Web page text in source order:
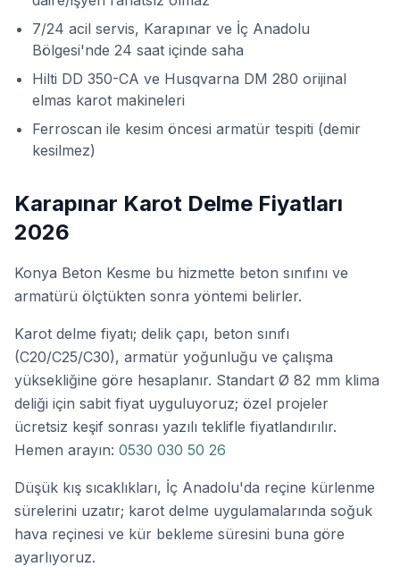
7/24 acil servis, Karapınar ve İç Anadolu
Bölgesi'nde 24 saat içinde saha
Hilti DD 350-CA ve Husqvarna DM 280 orijinal
elmas karot makineleri
Ferroscan ile kesim öncesi armatür tespiti (demir
kesilmez)
Karapınar Karot Delme Fiyatları
2026
Konya Beton Kesme bu hizmette beton sınıfını ve
armatürü ölçtükten sonra yöntemi belirler.
Karot delme fiyatı; delik çapı, beton sınıfı
(C20/C25/C30), armatür yoğunluğu ve çalışma
yüksekliğine göre hesaplanır. Standart Ø 82 mm klima
deliği için sabit fiyat uyguluyoruz; özel projeler
ücretsiz keşif sonrası yazılı teklifle fiyatlandırılır.
Hemen arayın: 0530 030 50 26
Düşük kış sıcaklıkları, İç Anadolu'da reçine kürlenme
sürelerini uzatır; karot delme uygulamalarında soğuk
hava reçinesi ve kür bekleme süresini buna göre
ayarlıyoruz.